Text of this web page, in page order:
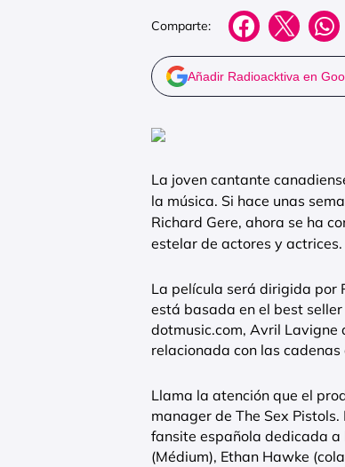
Comparte:
Añadir Radioacktiva en
La joven cantante
la música. Si hace unas
Richard Gere, ahora se ha
estelar de actores y actrices.
La película será dirigida por
está basada en el best
dotmusic.com, Avril
relacionada con las cadenas
Llama la atención que el
manager de The Sex
fansite española dedicada
(Médium), Ethan Hawke